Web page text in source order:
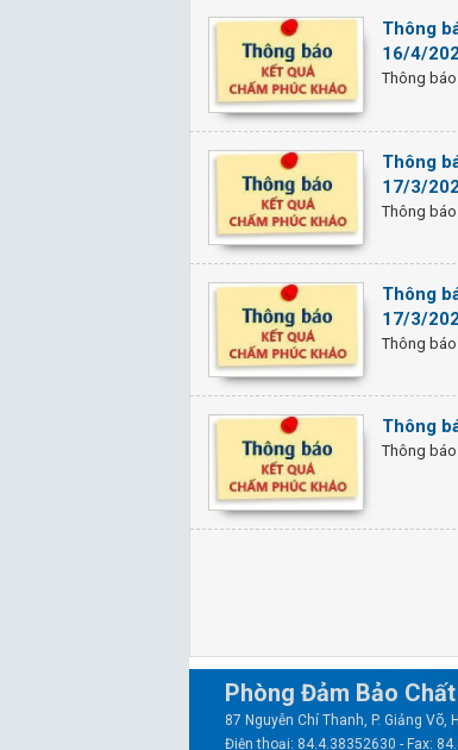
Thông
16/4/
Thông
Thông
17/3/
Thông
Thông
17/3/
Thông
Thông
Thông
Phòng Đảm Bảo
87 Nguyễn Chí Thanh, P. Giảng Võ,
Điện thoại: 84.4.38352630 - Fax: